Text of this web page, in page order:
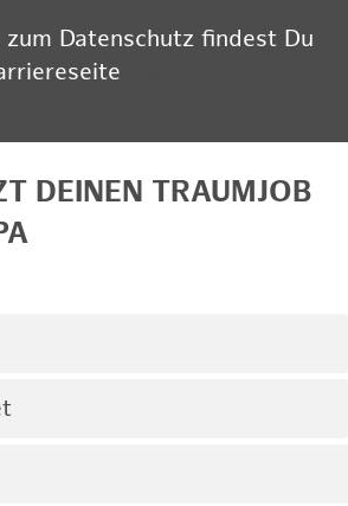
Datenschutz findest Du
DEINEN TRAUMJOB